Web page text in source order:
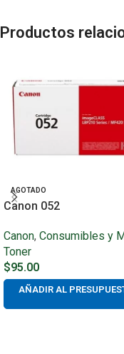
Productos
AGOTADO
Canon 052
Canon, Consumibles y
Toner
$95.00
AÑADIR AL